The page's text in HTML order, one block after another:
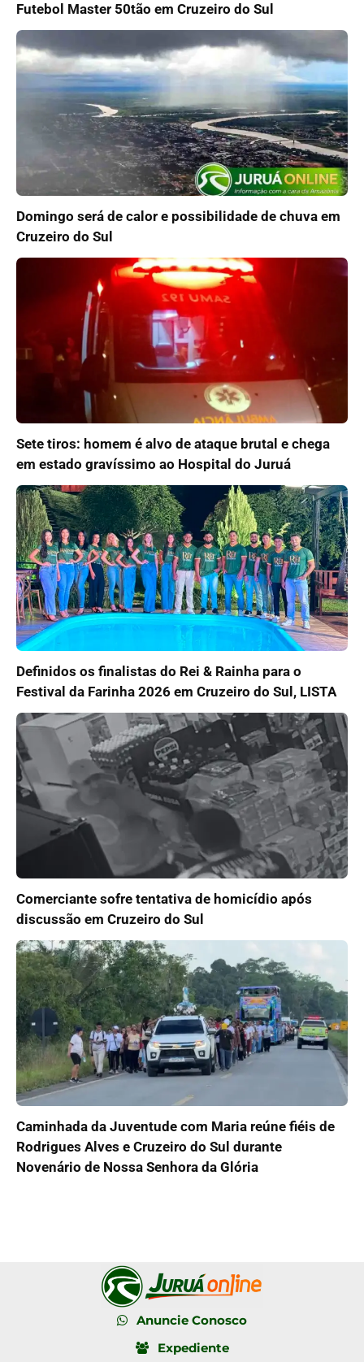
Futebol Master 50tão em Cruzeiro do Sul
Domingo será de calor e possibilidade de chuva em
Cruzeiro do Sul
Sete tiros: homem é alvo de ataque brutal e chega
em estado gravíssimo ao Hospital do Juruá
Definidos os finalistas do Rei & Rainha para o
Festival da Farinha 2026 em Cruzeiro do Sul, LISTA
Comerciante sofre tentativa de homicídio após
discussão em Cruzeiro do Sul
Caminhada da Juventude com Maria reúne fiéis de
Rodrigues Alves e Cruzeiro do Sul durante
Novenário de Nossa Senhora da Glória
Anuncie Conosco
Expediente